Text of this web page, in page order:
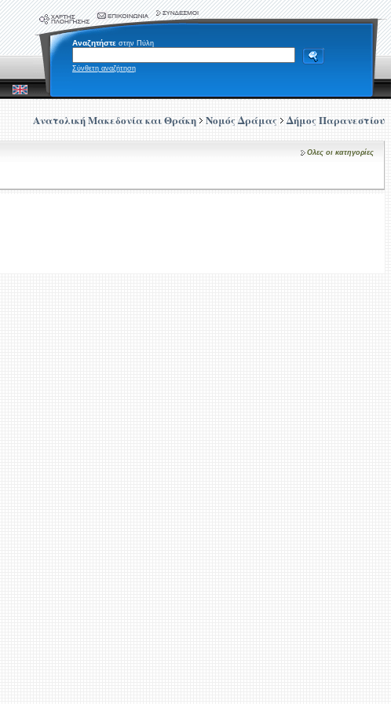
Αναζητήστε στην Πύλη
Σύνθετη αναζήτηση
Ανατολική Μακεδονία και Θράκη Νομός Δράμας Δήμος Παρανεστίου
Ολες οι κατηγορίες